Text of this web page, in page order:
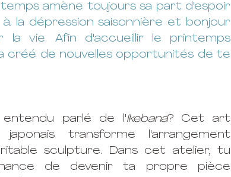
amène toujours sa part d'espoir
la dépression saisonnière et bonjour
la vie. Afin d'accueillir le printemps
créé de nouvelles opportunités de te
parlé de l'Ikebana? Cet art
japonais transforme l'arrangement
sculpture. Dans cet atelier, tu
de devenir ta propre pièce